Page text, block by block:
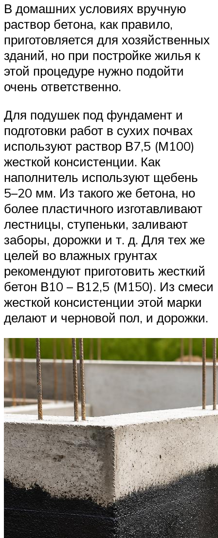
В домашних условиях вручную
раствор бетона, как правило,
приготовляется для хозяйственных
зданий, но при постройке жилья к
этой процедуре нужно подойти
очень ответственно.
Для подушек под фундамент и
подготовки работ в сухих почвах
используют раствор В7,5 (М100)
жесткой консистенции. Как
наполнитель используют щебень
5–20 мм. Из такого же бетона, но
более пластичного изготавливают
лестницы, ступеньки, заливают
заборы, дорожки и т. д. Для тех же
целей во влажных грунтах
рекомендуют приготовить жесткий
бетон В10 – В12,5 (М150). Из смеси
жесткой консистенции этой марки
делают и черновой пол, и дорожки.